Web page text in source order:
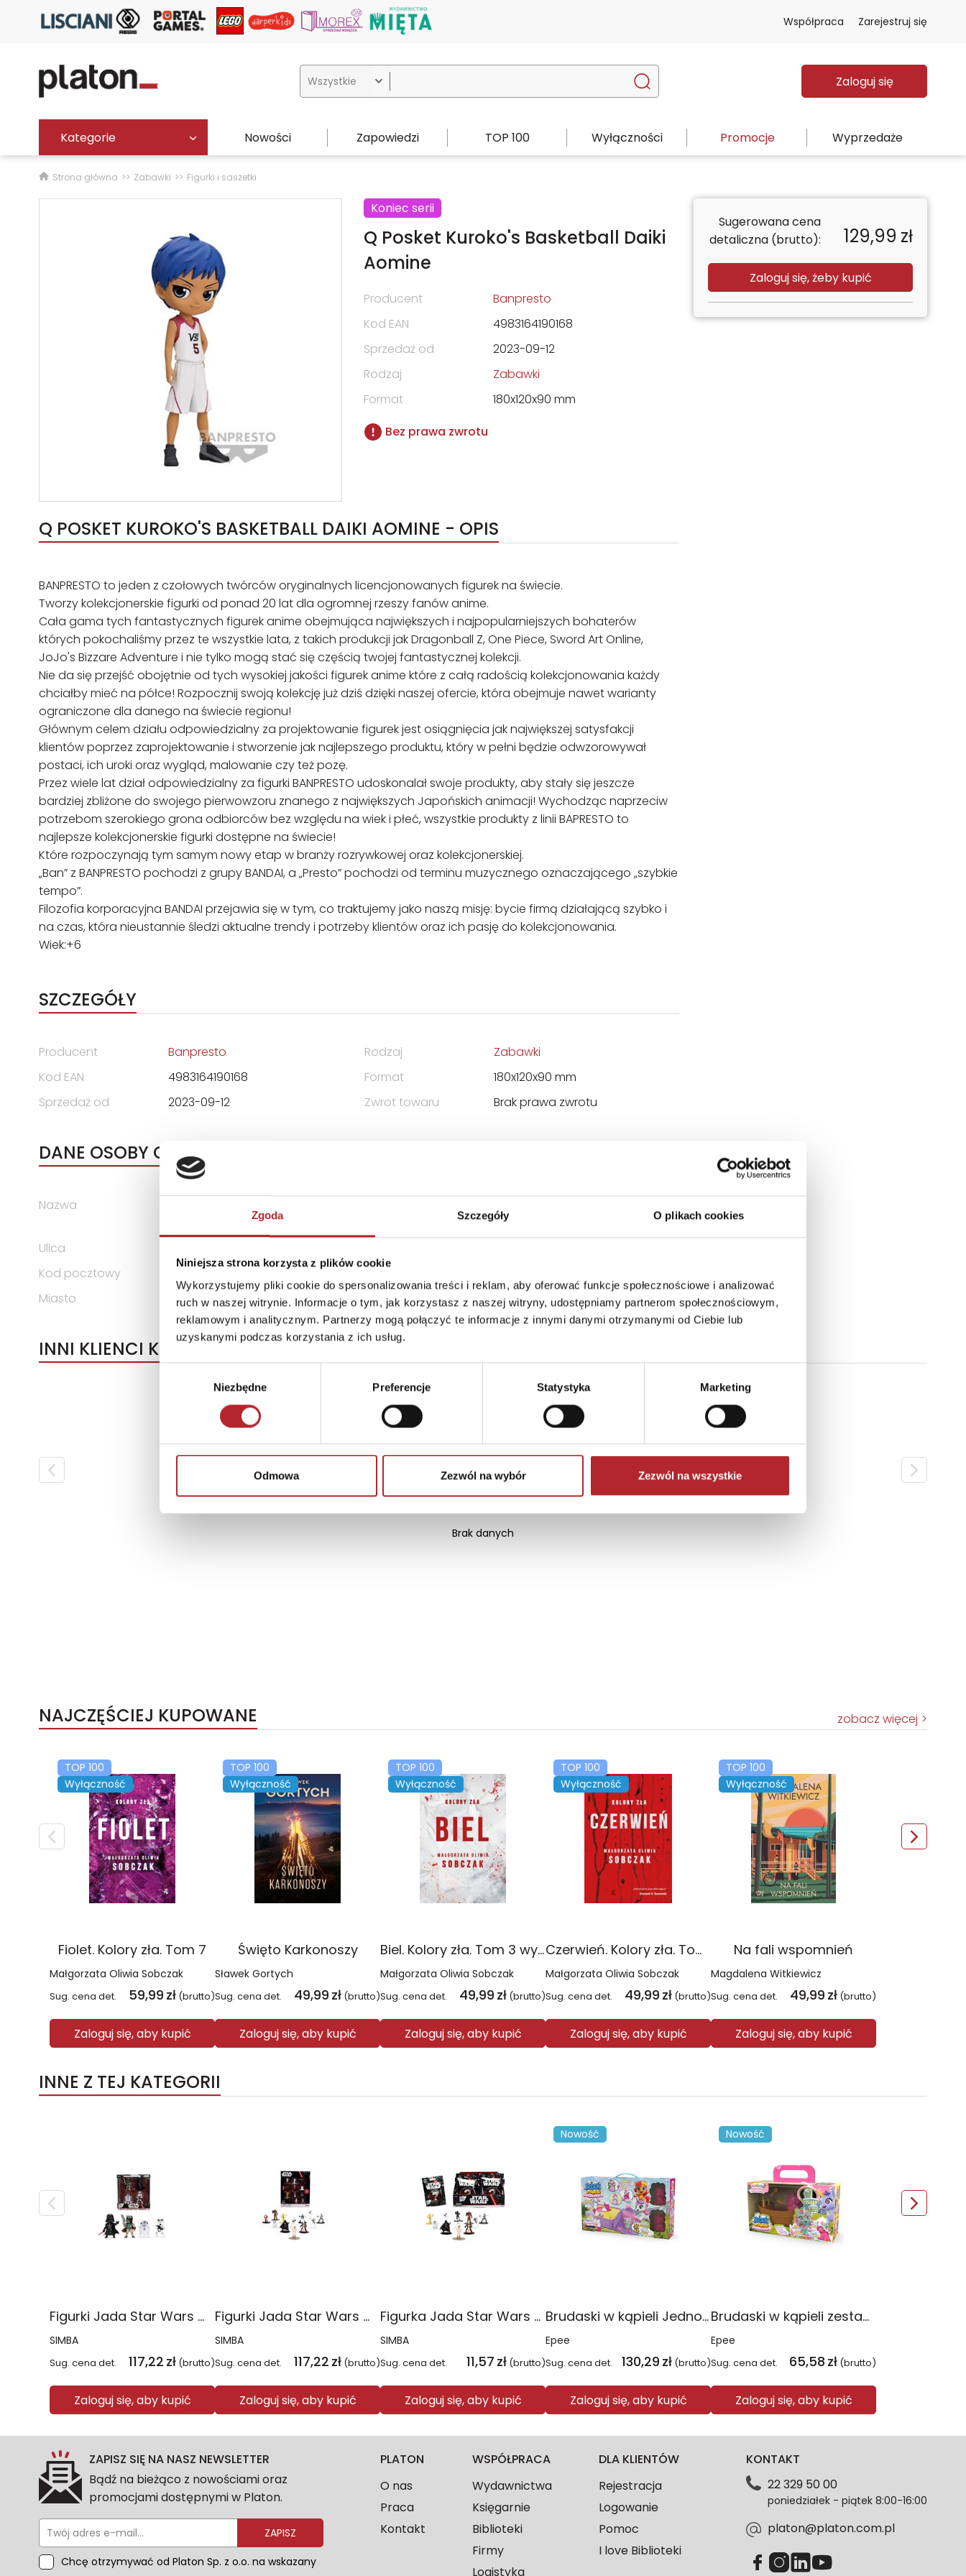
Zgoda Szczegóły O plikach cookies
Niniejsza strona korzysta z plików cookie
Wykorzystujemy pliki cookie do spersonalizowania treści i reklam, aby oferować funkcje społecznościowe i analizować
ruch w naszej witrynie. Informacje o tym, jak korzystasz z naszej witryny, udostępniamy partnerom społecznościowym,
reklamowym i analitycznym. Partnerzy mogą połączyć te informacje z innymi danymi otrzymanymi od Ciebie lub
uzyskanymi podczas korzystania z ich usług.
Niezbędne Preferencje Statystyka Marketing
Odmowa Zezwól na wybór Zezwól na wszystkie
Współpraca Zarejestruj się
 Zaloguj się
Kategorie Nowości Zapowiedzi TOP 100 Wyłączności Promocje Wyprzedaże
Strona główna Zabawki Figurki i saszetki
Koniec serii
Q Posket Kuroko's Basketball Daiki
Aomine
Producent
Banpresto
Kod EAN
4983164190168
Sprzedaż od
2023-09-12
Rodzaj
Zabawki
Format
180x120x90 mm
Bez prawa zwrotu
Q POSKET KUROKO'S BASKETBALL DAIKI AOMINE - OPIS
BANPRESTO to jeden z czołowych twórców oryginalnych licencjonowanych figurek na świecie.
Tworzy kolekcjonerskie figurki od ponad 20 lat dla ogromnej rzeszy fanów anime.
Cała gama tych fantastycznych figurek anime obejmująca największych i najpopularniejszych bohaterów
których pokochaliśmy przez te wszystkie lata, z takich produkcji jak Dragonball Z, One Piece, Sword Art Online,
JoJo's Bizzare Adventure i nie tylko mogą stać się częścią twojej fantastycznej kolekcji.
Nie da się przejść obojętnie od tych wysokiej jakości figurek anime które z całą radością kolekcjonowania każdy
chciałby mieć na półce! Rozpocznij swoją kolekcję już dziś dzięki naszej ofercie, która obejmuje nawet warianty
ograniczone dla danego na świecie regionu!
Głównym celem działu odpowiedzialny za projektowanie figurek jest osiągnięcia jak największej satysfakcji
klientów poprzez zaprojektowanie i stworzenie jak najlepszego produktu, który w pełni będzie odwzorowywał
postaci, ich uroki oraz wygląd, malowanie czy też pozę.
Przez wiele lat dział odpowiedzialny za figurki BANPRESTO udoskonalał swoje produkty, aby stały się jeszcze
bardziej zbliżone do swojego pierwowzoru znanego z największych Japońskich animacji! Wychodząc naprzeciw
potrzebom szerokiego grona odbiorców bez względu na wiek i płeć, wszystkie produkty z linii BAPRESTO to
najlepsze kolekcjonerskie figurki dostępne na świecie!
Które rozpoczynają tym samym nowy etap w branży rozrywkowej oraz kolekcjonerskiej.
„Ban” z BANPRESTO pochodzi z grupy BANDAI, a „Presto” pochodzi od terminu muzycznego oznaczającego „szybkie
tempo”.
Filozofia korporacyjna BANDAI przejawia się w tym, co traktujemy jako naszą misję: bycie firmą działającą szybko i
na czas, która nieustannie śledzi aktualne trendy i potrzeby klientów oraz ich pasję do kolekcjonowania.
Wiek:+6
SZCZEGÓŁY
Producent
Banpresto
Kod EAN
4983164190168
Sprzedaż od
2023-09-12
Rodzaj
Zabawki
Format
180x120x90 mm
Zwrot towaru
Brak prawa zwrotu
DANE OSOBY ODPOWIEDZIALNEJ
Nazwa
SPÓŁKA KOMANDYTOWA
Ulica
Kod pocztowy
01-909
Miasto
Warszawa
Sugerowana cena
detaliczna (brutto):
129,99 zł
Zaloguj się, żeby kupić
INNI KLIENCI KUPOWALI
Brak danych
NAJCZĘŚCIEJ KUPOWANE zobacz więcej
TOP 100
Wyłączność
Fiolet. Kolory zła. Tom 7
Małgorzata Oliwia Sobczak
Sug. cena det. 59,99 zł (brutto)
Zaloguj się, aby kupić
TOP 100
Wyłączność
Święto Karkonoszy
Sławek Gortych
Sug. cena det. 49,99 zł (brutto)
Zaloguj się, aby kupić
TOP 100
Wyłączność
Biel. Kolory zła. Tom 3 wyd. 2025
Małgorzata Oliwia Sobczak
Sug. cena det. 49,99 zł (brutto)
Zaloguj się, aby kupić
TOP 100
Wyłączność
Czerwień. Kolory zła. Tom 1 wyd. 2025
Małgorzata Oliwia Sobczak
Sug. cena det. 49,99 zł (brutto)
Zaloguj się, aby kupić
TOP 100
Wyłączność
Na fali wspomnień
Magdalena Witkiewicz
Sug. cena det. 49,99 zł (brutto)
Zaloguj się, aby kupić
INNE Z TEJ KATEGORII
Figurki Jada Star Wars metalowe 6,5cm 4-pak
SIMBA
Sug. cena det. 117,22 zł (brutto)
Zaloguj się, aby kupić
Figurki Jada Star Wars metalowe 4cm 12-pak
SIMBA
Sug. cena det. 117,22 zł (brutto)
Zaloguj się, aby kupić
Figurka Jada Star Wars metalowa BP 4cm 1szt.mix
SIMBA
Sug. cena det. 11,57 zł (brutto)
Zaloguj się, aby kupić
Nowość
Brudaski w kąpieli Jednorożce zestaw jacuzzi 2 figurki +akcesoria EP60656
Epee
Sug. cena det. 130,29 zł (brutto)
Zaloguj się, aby kupić
Nowość
Brudaski w kąpieli zestaw łazienka Jednorożec Florcia +akcesoria EP60646
Epee
Sug. cena det. 65,58 zł (brutto)
Zaloguj się, aby kupić
ZAPISZ SIĘ NA NASZ NEWSLETTER
Bądź na bieżąco z nowościami oraz
promocjami dostępnymi w Platon.
ZAPISZ
Chcę otrzymywać od Platon Sp. z o.o. na wskazany
PLATON
O nas
Praca
Kontakt
WSPÓŁPRACA
Wydawnictwa
Księgarnie
Biblioteki
Firmy
Logistyka
DLA KLIENTÓW
Rejestracja
Logowanie
Pomoc
I love Biblioteki
KONTAKT
22 329 50 00
poniedziałek - piątek 8:00-16:00
platon@platon.com.pl